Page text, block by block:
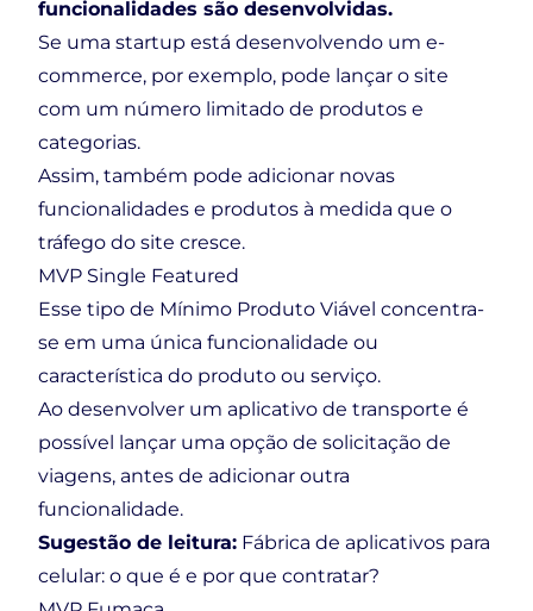
funcionalidades são desenvolvidas.
Se uma startup está desenvolvendo um e-
commerce, por exemplo, pode lançar o site
com um número limitado de produtos e
categorias.
Assim, também pode adicionar novas
funcionalidades e produtos à medida que o
tráfego do site cresce.
MVP Single Featured
Esse tipo de Mínimo Produto Viável concentra-
se em uma única funcionalidade ou
característica do produto ou serviço.
Ao desenvolver um aplicativo de transporte é
possível lançar uma opção de solicitação de
viagens, antes de adicionar outra
funcionalidade.
Sugestão de leitura: Fábrica de aplicativos para
celular: o que é e por que contratar?